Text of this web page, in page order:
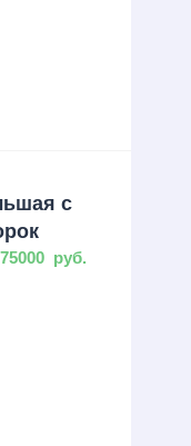
с
75000 руб.